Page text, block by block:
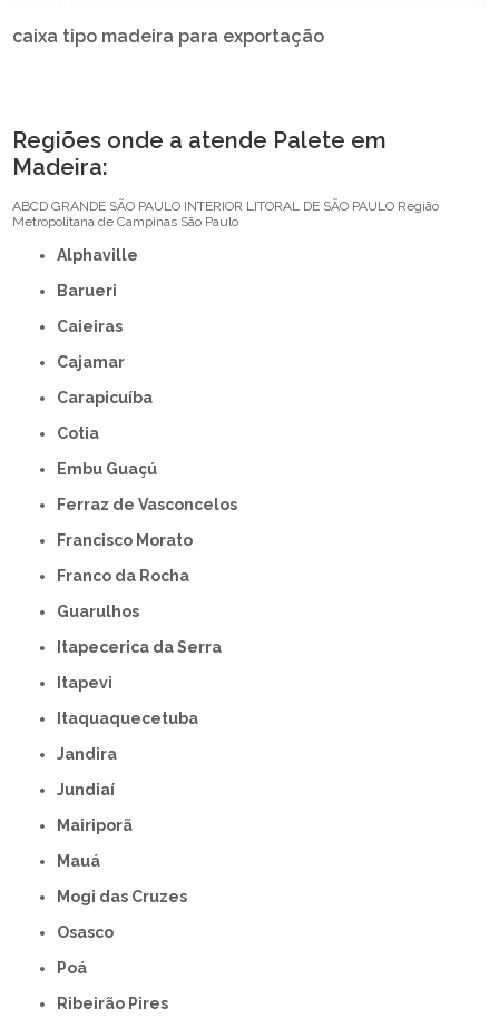
caixa tipo madeira para exportação
Regiões onde a atende Palete em
Madeira:
ABCD GRANDE SÃO PAULO INTERIOR LITORAL DE SÃO PAULO Região
Metropolitana de Campinas São Paulo
Alphaville
Barueri
Caieiras
Cajamar
Carapicuíba
Cotia
Embu Guaçú
Ferraz de Vasconcelos
Francisco Morato
Franco da Rocha
Guarulhos
Itapecerica da Serra
Itapevi
Itaquaquecetuba
Jandira
Jundiaí
Mairiporã
Mauá
Mogi das Cruzes
Osasco
Poá
Ribeirão Pires